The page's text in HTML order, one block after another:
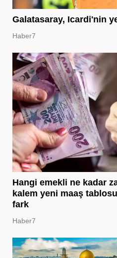
Galatasaray, Icardi'nin
Haber7
Hangi emekli ne kadar
kalem yeni maaş
fark
Haber7